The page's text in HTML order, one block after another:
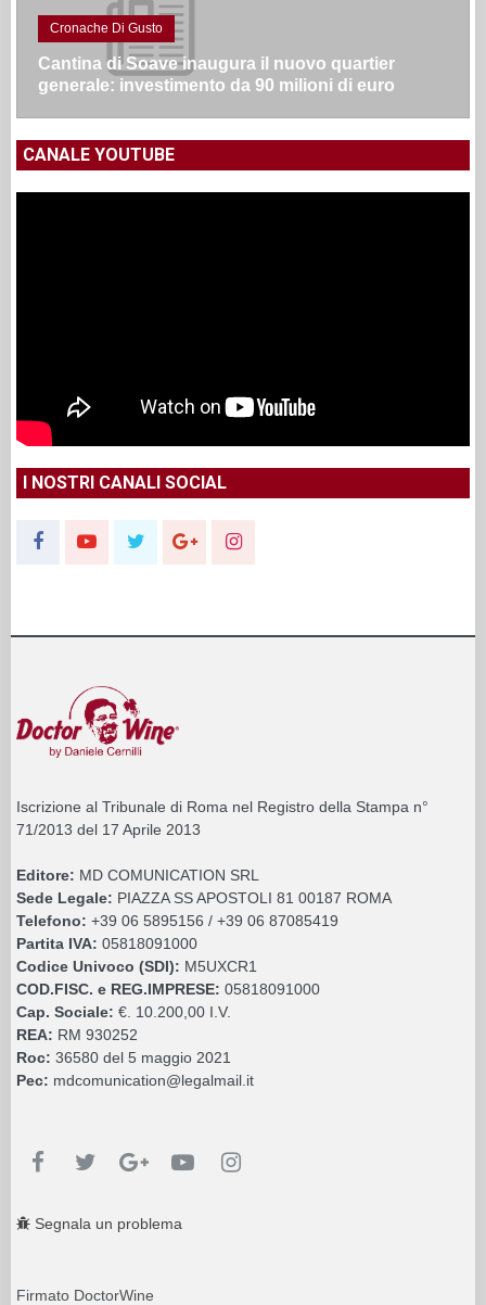
Cronache Di Gusto
Cantina di Soave inaugura il nuovo quartier
generale: investimento da 90 milioni di euro
CANALE YOUTUBE
I NOSTRI CANALI SOCIAL
Iscrizione al Tribunale di Roma nel Registro della Stampa n°
71/2013 del 17 Aprile 2013
Editore: MD COMUNICATION SRL
Sede Legale: PIAZZA SS APOSTOLI 81 00187 ROMA
Telefono: +39 06 5895156 / +39 06 87085419
Partita IVA: 05818091000
Codice Univoco (SDI): M5UXCR1
COD.FISC. e REG.IMPRESE: 05818091000
Cap. Sociale: €. 10.200,00 I.V.
REA: RM 930252
Roc: 36580 del 5 maggio 2021
Pec: mdcomunication@legalmail.it
Segnala un problema
Firmato DoctorWine